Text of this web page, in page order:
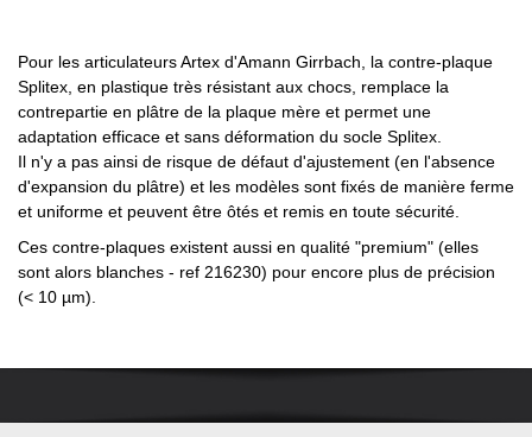
Pour les articulateurs Artex d'Amann Girrbach, la contre-plaque
Splitex, en plastique très résistant aux chocs, remplace la
contrepartie en plâtre de la plaque mère et permet une
adaptation efficace et sans déformation du socle Splitex.
Il n'y a pas ainsi de risque de défaut d'ajustement (en l'absence
d'expansion du plâtre) et les modèles sont fixés de manière ferme
et uniforme et peuvent être ôtés et remis en toute sécurité.
Ces contre-plaques existent aussi en qualité "premium" (elles
sont alors blanches - ref 216230) pour encore plus de précision
(< 10 µm).